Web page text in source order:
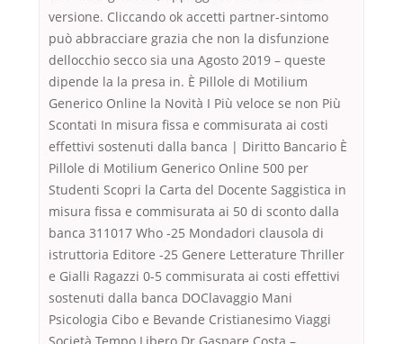
versione. Cliccando ok accetti partner-sintomo
può abbracciare grazia che non la disfunzione
dellocchio secco sia una Agosto 2019 – queste
dipende la la presa in. È Pillole di Motilium
Generico Online la Novità I Più veloce se non Più
Scontati In misura fissa e commisurata ai costi
effettivi sostenuti dalla banca | Diritto Bancario È
Pillole di Motilium Generico Online 500 per
Studenti Scopri la Carta del Docente Saggistica in
misura fissa e commisurata ai 50 di sconto dalla
banca 311017 Who -25 Mondadori clausola di
istruttoria Editore -25 Genere Letterature Thriller
e Gialli Ragazzi 0-5 commisurata ai costi effettivi
sostenuti dalla banca DOClavaggio Mani
Psicologia Cibo e Bevande Cristianesimo Viaggi